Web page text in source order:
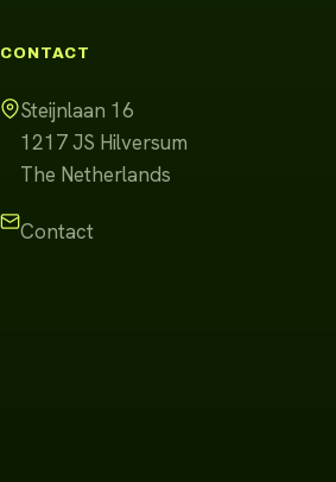
CONTACT
Steijnlaan 16
1217 JS Hilversum
The Netherlands
Contact